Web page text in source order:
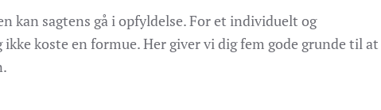
kan sagtens gå i opfyldelse. For et individuelt og
koste en formue. Her giver vi dig fem gode grunde til at